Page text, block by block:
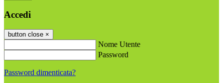
Accedi
button close ×
Nome Utente
Password
Password dimenticata?